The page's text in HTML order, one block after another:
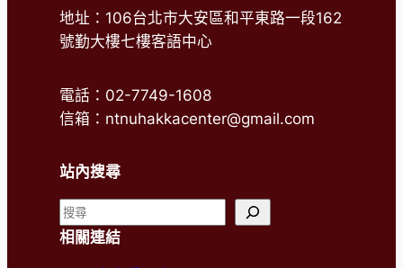
地址：106台北市大安區和平東路一段162
號勤大樓七樓客語中心
電話：02-7749-1608
信箱：ntnuhakkacenter@gmail.com
站內搜尋
搜
尋
相關連結